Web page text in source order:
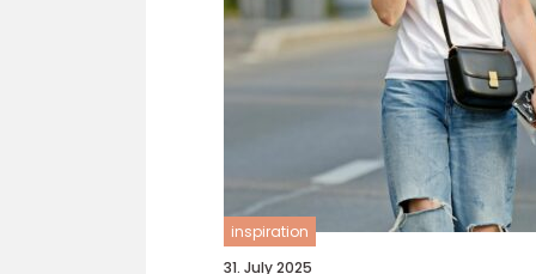
inspiration
31. July 2025